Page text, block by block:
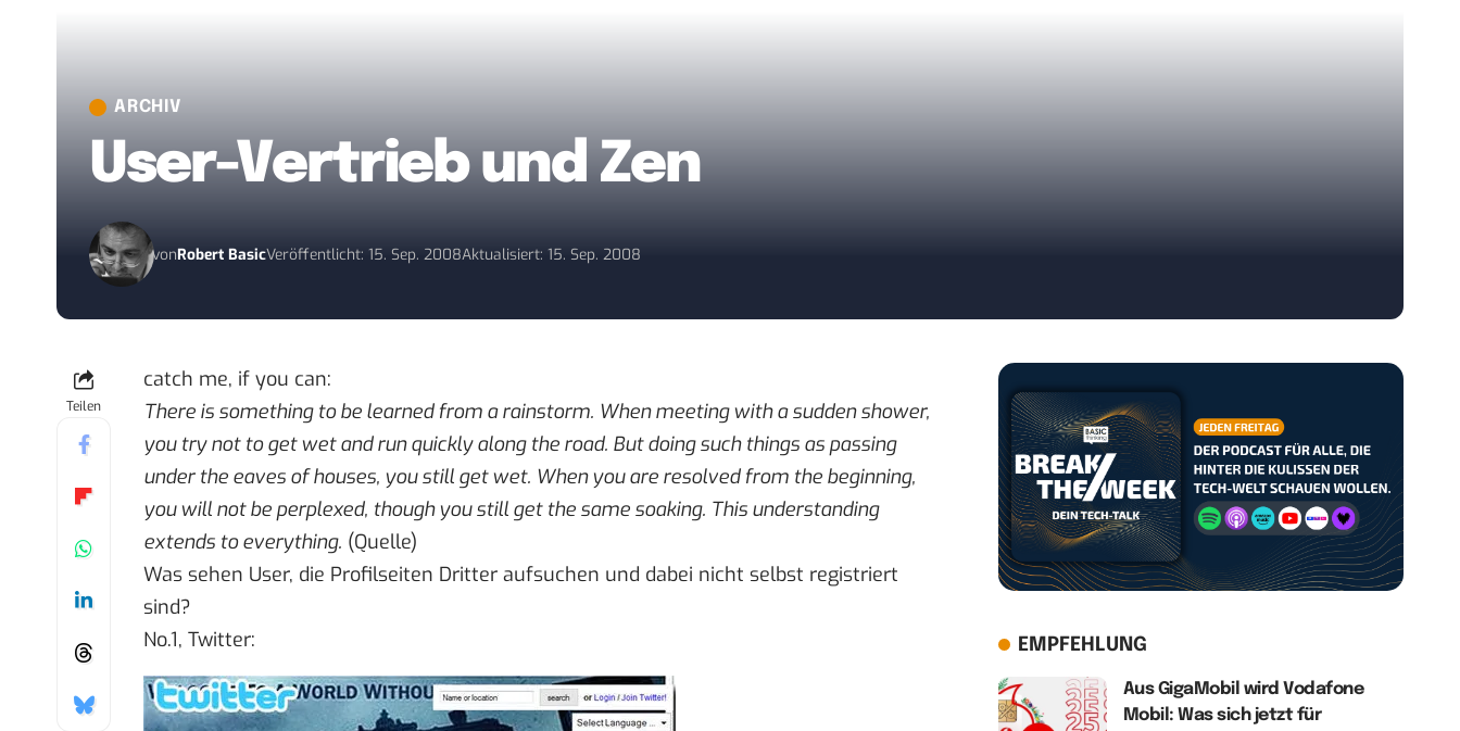
ARCHIV
User-Vertrieb und Zen
vonRobert BasicVeröffentlicht: 15. Sep. 2008Aktualisiert: 15. Sep. 2008
Teilen
catch me, if you can:
There is something to be learned from a rainstorm. When meeting with a sudden shower,
you try not to get wet and run quickly along the road. But doing such things as passing
under the eaves of houses, you still get wet. When you are resolved from the beginning,
you will not be perplexed, though you still get the same soaking. This understanding
extends to everything. (Quelle)
Was sehen User, die Profilseiten Dritter aufsuchen und dabei nicht selbst registriert
sind?
No.1, Twitter:
EMPFEHLUNG
Aus GigaMobil wird Vodafone
Mobil: Was sich jetzt für